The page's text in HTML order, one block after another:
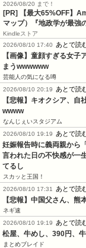
2026/08/20 まで！
[PR]
【最大65%OFF】
マップ）『地政学が最強
Kindleストア
2026/08/10 17:40 あとで読
【画像】童顔すぎる女
まうwwwwww
芸能人の気になる噂
2026/08/10 20:19 あとで読
【悲報】キオクシア、
wwww
なんじぇいスタジアム
2026/08/10 19:19 あとで読
妊娠報告時に義両親から
言われた日の不快感が一
てるし
スカッと王国！
2026/08/10 17:31 あとで読
【悲報】中国父さん、
ネギ速
2026/08/10 19:19 あとで読
松屋、牛めし、390円、
まとめブレイド